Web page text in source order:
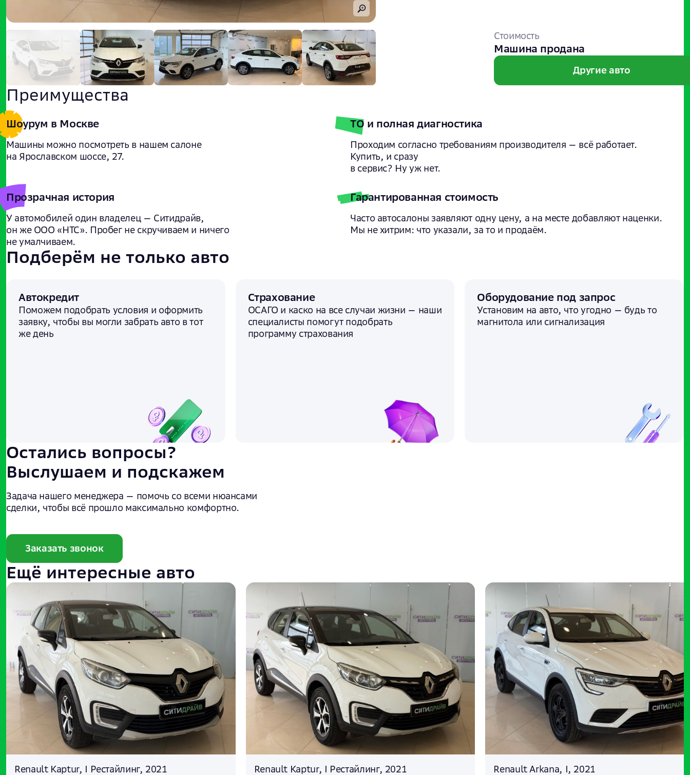
Стоимость
Машина продана
Другие авто
Преимущества
Шоурум в Москве
Машины можно посмотреть в нашем салоне
на Ярославском шоссе, 27.
ТО и полная диагностика
Проходим согласно требованиям производителя — всё работает.
Купить, и сразу
в сервис? Ну уж нет.
Прозрачная история
У автомобилей один владелец — Ситидрайв,
он же ООО «НТС». Пробег не скручиваем и ничего
не умалчиваем.
Гарантированная стоимость
Часто автосалоны заявляют одну цену, а на месте добавляют наценки.
Мы не хитрим: что указали, за то и продаём.
Подберём не только авто
Автокредит
Поможем подобрать условия и оформить
заявку, чтобы вы могли забрать авто в тот
же день
Страхование
ОСАГО и каско на все случаи жизни — наши
специалисты помогут подобрать
программу страхования
Оборудование под запрос
Установим на авто, что угодно — будь то
магнитола или сигнализация
Остались вопросы?
Выслушаем и подскажем
Задача нашего менеджера — помочь со всеми нюансами
сделки, чтобы всё прошло максимально комфортно.
Заказать звонок
Ещё интересные авто
Renault Kaptur, I Рестайлинг, 2021 Renault Kaptur, I Рестайлинг, 2021 Renault Arkana, I, 2021